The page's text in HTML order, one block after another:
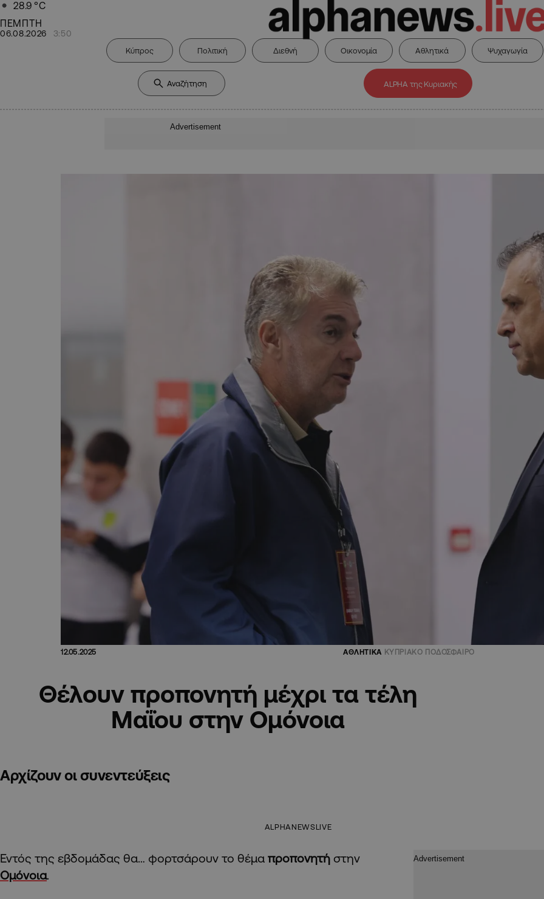
28.9 °C
ΠΕΜΠΤΗ
06.08.2026 3:50
Κύπρος Πολιτική Διεθνή Οικονομία Αθλητικά Ψυχαγωγία
ALPHA της Κυριακής
Advertisement
12.05.2025 ΑΘΛΗΤΙΚΑ ΚΥΠΡΙΑΚΟ ΠΟΔΟΣΦΑΙΡΟ
Θέλουν προπονητή μέχρι τα τέλη
Μαΐου στην Ομόνοια
Αρχίζουν οι συνεντεύξεις
ALPHANEWSLIVE
Εντός της εβδομάδας θα… φορτσάρουν το θέμα προπονητή στην
Ομόνοια.